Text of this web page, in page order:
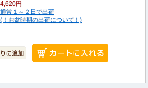
4,620円
通常１～２日で出荷
(！お盆時期の出荷について！)